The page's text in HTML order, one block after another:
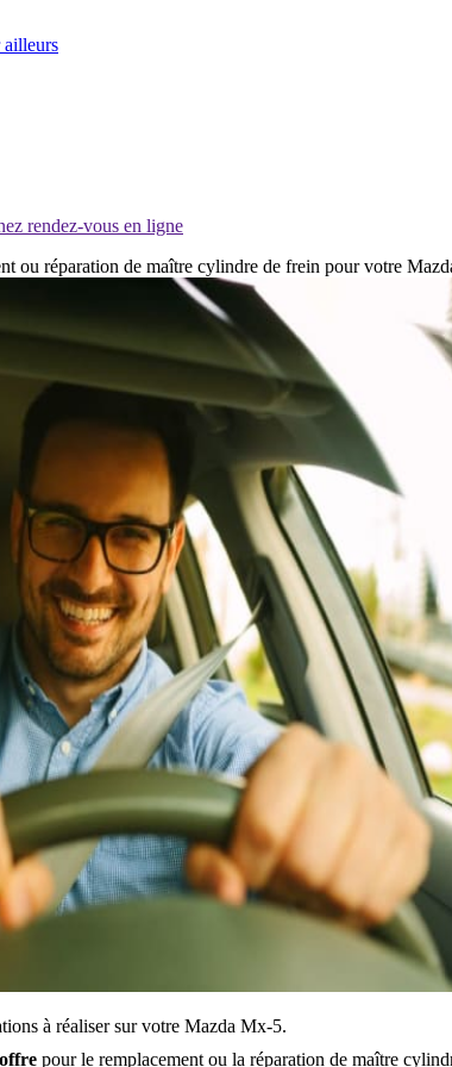
ailleurs
rendez-vous en ligne
ou réparation de maître cylindre de frein pour votre
à réaliser sur votre Mazda Mx-5.
pour le remplacement ou la réparation de maître